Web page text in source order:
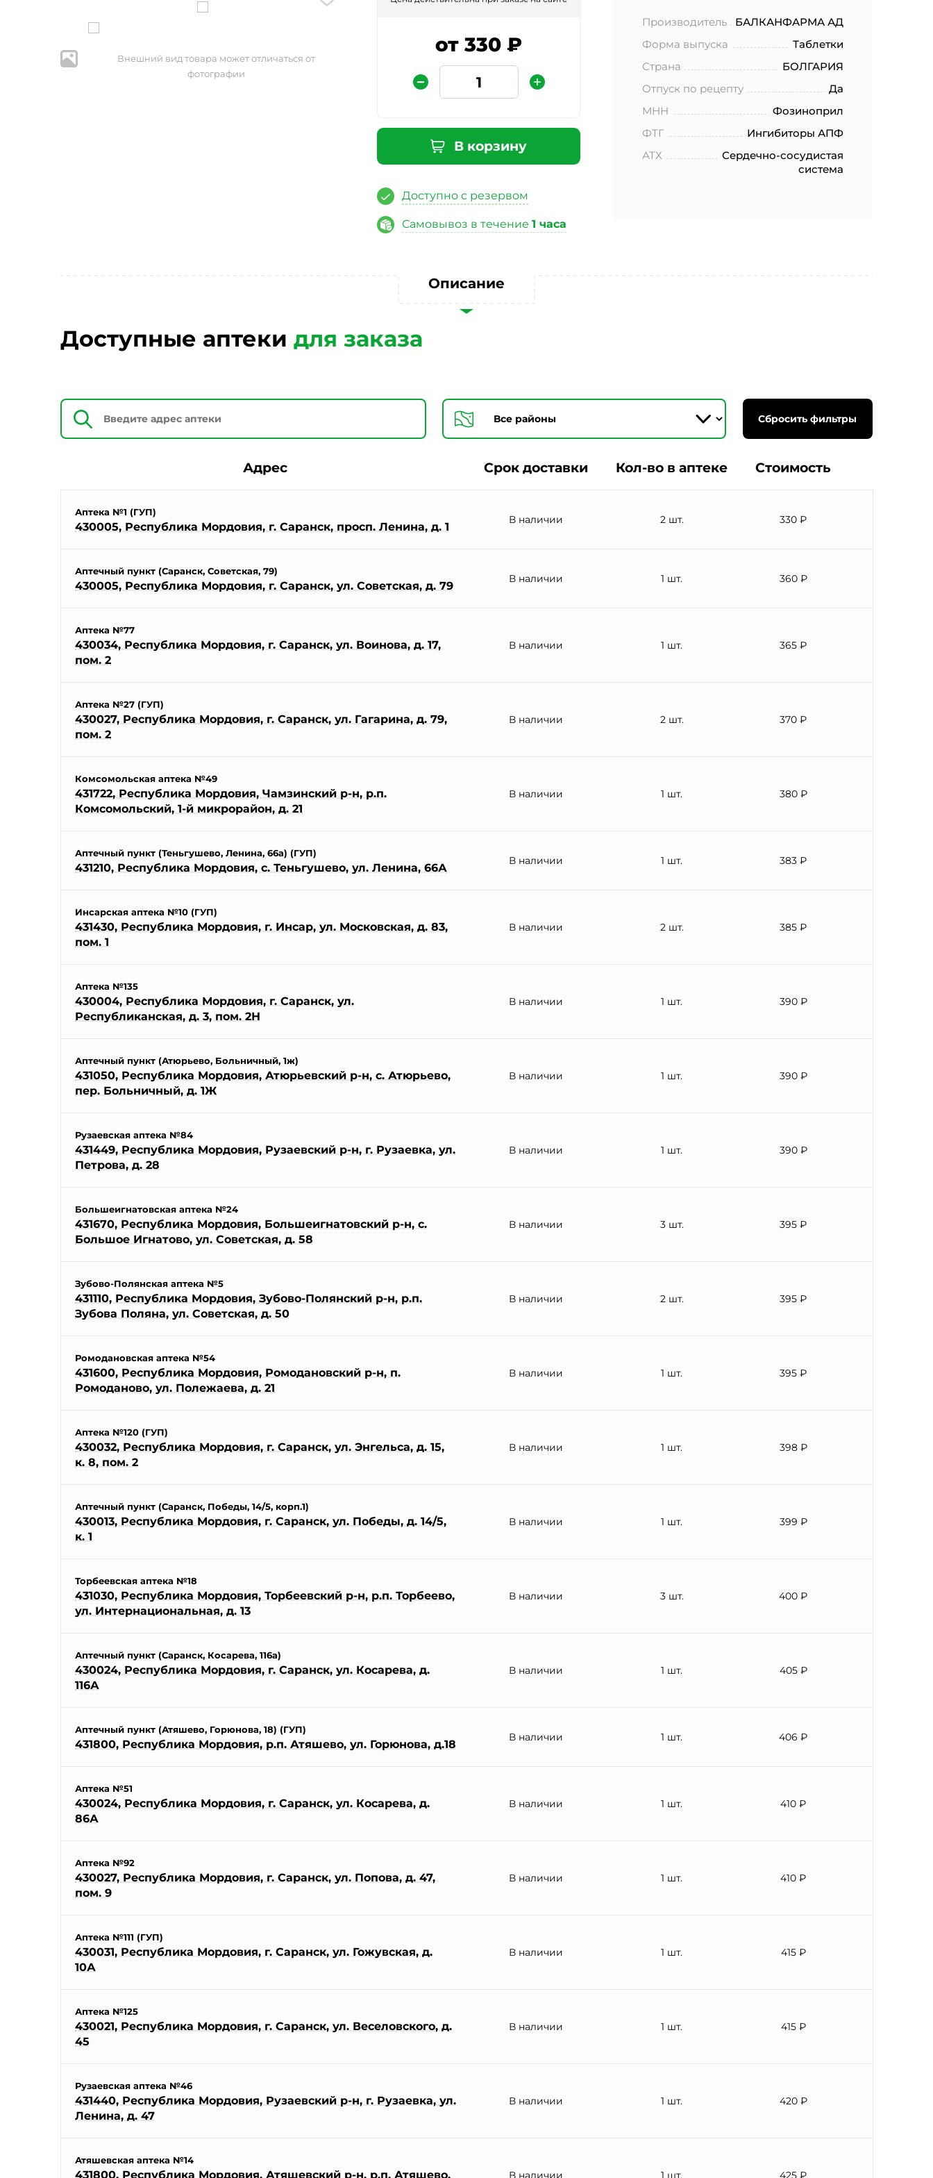
Внешний вид товара может отличаться от
фотографии
от 330 ₽
В корзину
Доступно с резервом
Самовывоз в течение1 часа
Производитель
БАЛКАНФАРМА АД
Форма выпуска
Таблетки
Страна
БОЛГАРИЯ
Отпуск по рецепту
Да
МНН
Фозиноприл
ФТГ
Ингибиторы АПФ
АТХ
Сердечно-сосудистая
система
Описание
Доступные аптеки для заказа
Сбросить фильтры
Адрес Срок доставки Кол-во в аптеке Стоимость
Аптека №1 (ГУП)
430005, Республика Мордовия, г. Саранск, просп. Ленина, д. 1
В наличии 2 шт. 330 ₽
Аптечный пункт (Саранск, Советская, 79)
430005, Республика Мордовия, г. Саранск, ул. Советская, д. 79
В наличии 1 шт. 360 ₽
Аптека №77
430034, Республика Мордовия, г. Саранск, ул. Воинова, д. 17,
пом. 2
В наличии 1 шт. 365 ₽
Аптека №27 (ГУП)
430027, Республика Мордовия, г. Саранск, ул. Гагарина, д. 79,
пом. 2
В наличии 2 шт. 370 ₽
Комсомольская аптека №49
431722, Республика Мордовия, Чамзинский р-н, р.п.
Комсомольский, 1-й микрорайон, д. 21
В наличии 1 шт. 380 ₽
Аптечный пункт (Теньгушево, Ленина, 66а) (ГУП)
431210, Республика Мордовия, с. Теньгушево, ул. Ленина, 66А
В наличии 1 шт. 383 ₽
Инсарская аптека №10 (ГУП)
431430, Республика Мордовия, г. Инсар, ул. Московская, д. 83,
пом. 1
В наличии 2 шт. 385 ₽
Аптека №135
430004, Республика Мордовия, г. Саранск, ул.
Республиканская, д. 3, пом. 2Н
В наличии 1 шт. 390 ₽
Аптечный пункт (Атюрьево, Больничный, 1ж)
431050, Республика Мордовия, Атюрьевский р-н, с. Атюрьево,
пер. Больничный, д. 1Ж
В наличии 1 шт. 390 ₽
Рузаевская аптека №84
431449, Республика Мордовия, Рузаевский р-н, г. Рузаевка, ул.
Петрова, д. 28
В наличии 1 шт. 390 ₽
Большеигнатовская аптека №24
431670, Республика Мордовия, Большеигнатовский р-н, с.
Большое Игнатово, ул. Советская, д. 58
В наличии 3 шт. 395 ₽
Зубово-Полянская аптека №5
431110, Республика Мордовия, Зубово-Полянский р-н, р.п.
Зубова Поляна, ул. Советская, д. 50
В наличии 2 шт. 395 ₽
Ромодановская аптека №54
431600, Республика Мордовия, Ромодановский р-н, п.
Ромоданово, ул. Полежаева, д. 21
В наличии 1 шт. 395 ₽
Аптека №120 (ГУП)
430032, Республика Мордовия, г. Саранск, ул. Энгельса, д. 15,
к. 8, пом. 2
В наличии 1 шт. 398 ₽
Аптечный пункт (Саранск, Победы, 14/5, корп.1)
430013, Республика Мордовия, г. Саранск, ул. Победы, д. 14/5,
к. 1
В наличии 1 шт. 399 ₽
Торбеевская аптека №18
431030, Республика Мордовия, Торбеевский р-н, р.п. Торбеево,
ул. Интернациональная, д. 13
В наличии 3 шт. 400 ₽
Аптечный пункт (Саранск, Косарева, 116а)
430024, Республика Мордовия, г. Саранск, ул. Косарева, д.
116А
В наличии 1 шт. 405 ₽
Аптечный пункт (Атяшево, Горюнова, 18) (ГУП)
431800, Республика Мордовия, р.п. Атяшево, ул. Горюнова, д.18
В наличии 1 шт. 406 ₽
Аптека №51
430024, Республика Мордовия, г. Саранск, ул. Косарева, д.
86А
В наличии 1 шт. 410 ₽
Аптека №92
430027, Республика Мордовия, г. Саранск, ул. Попова, д. 47,
пом. 9
В наличии 1 шт. 410 ₽
Аптека №111 (ГУП)
430031, Республика Мордовия, г. Саранск, ул. Гожувская, д.
10А
В наличии 1 шт. 415 ₽
Аптека №125
430021, Республика Мордовия, г. Саранск, ул. Веселовского, д.
45
В наличии 1 шт. 415 ₽
Рузаевская аптека №46
431440, Республика Мордовия, Рузаевский р-н, г. Рузаевка, ул.
Ленина, д. 47
В наличии 1 шт. 420 ₽
Атяшевская аптека №14
431800, Республика Мордовия, Атяшевский р-н, р.п. Атяшево, В наличии 1 шт. 425 ₽
Защита от автоматических сообщений
Введите слово на картинке*
* Нажимая кнопку «Отправить отзыв», я даю свое согласие на обработку моих
персональных данных, в соответствии с Федеральным законом от 27.07.2006 года
Согласии на обработку персональных данных *